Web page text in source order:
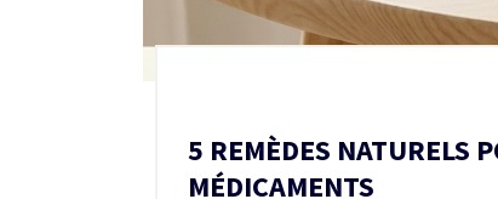
5 REMÈDES NATURELS
MÉDICAMENTS